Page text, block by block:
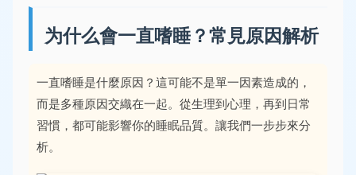
为什么會一直嗜睡？常見原因解析
一直嗜睡是什麼原因？這可能不是單一因素造成的，
而是多種原因交織在一起。從生理到心理，再到日常
習慣，都可能影響你的睡眠品質。讓我們一步步來分
析。